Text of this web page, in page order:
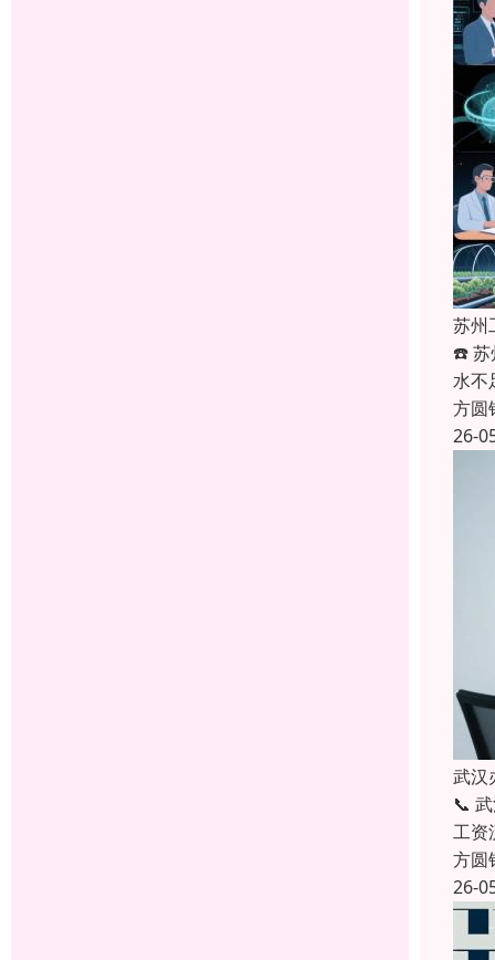
苏州
☎️ 苏
水不
方圆
26-
武汉
📞
工资
方圆
26-